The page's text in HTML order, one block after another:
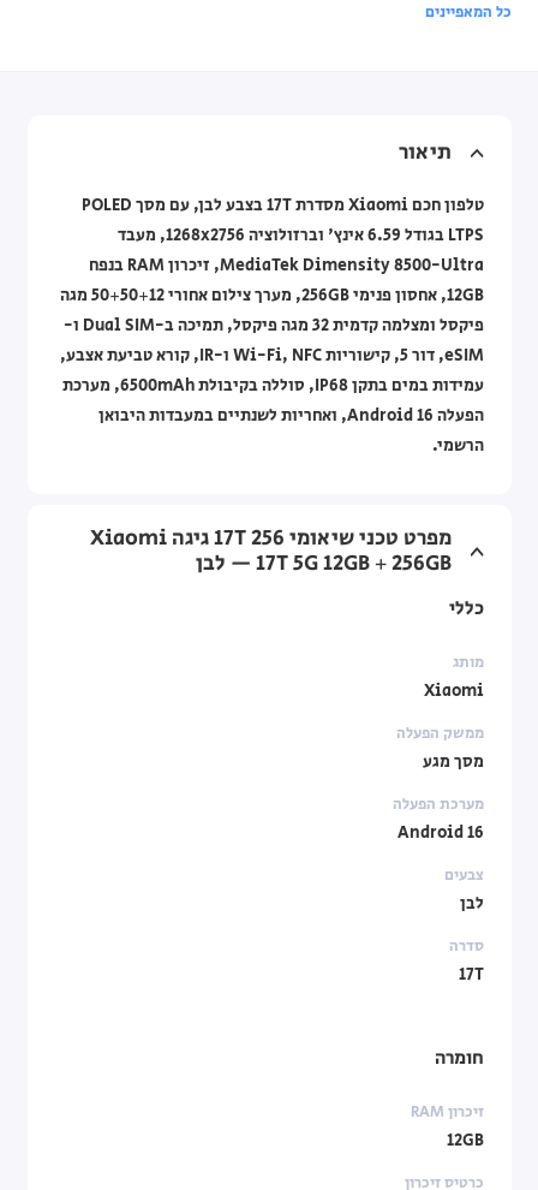
כל המאפיינים
תיאור
טלפון חכם Xiaomi מסדרת 17T בצבע לבן, עם מסך POLED
LTPS בגודל 6.59 אינץ' וברזולוציה 1268x2756, מעבד
MediaTek Dimensity 8500-Ultra, זיכרון RAM בנפח
12GB, אחסון פנימי 256GB, מערך צילום אחורי 50+50+12 מגה
פיקסל ומצלמה קדמית 32 מגה פיקסל, תמיכה ב-Dual SIM ו-
eSIM, דור 5, קישוריות Wi-Fi, NFC ו-IR, קורא טביעת אצבע,
עמידות במים בתקן IP68, סוללה בקיבולת 6500mAh, מערכת
הפעלה Android 16, ואחריות לשנתיים במעבדות היבואן
הרשמי.
מפרט טכני שיאומי 17T 256 גיגה Xiaomi
17T 5G 12GB + 256GB — לבן
כללי
מותג
Xiaomi
ממשק הפעלה
מסך מגע
מערכת הפעלה
Android 16
צבעים
לבן
סדרה
17T
חומרה
זיכרון RAM
12GB
כרטיס זיכרון